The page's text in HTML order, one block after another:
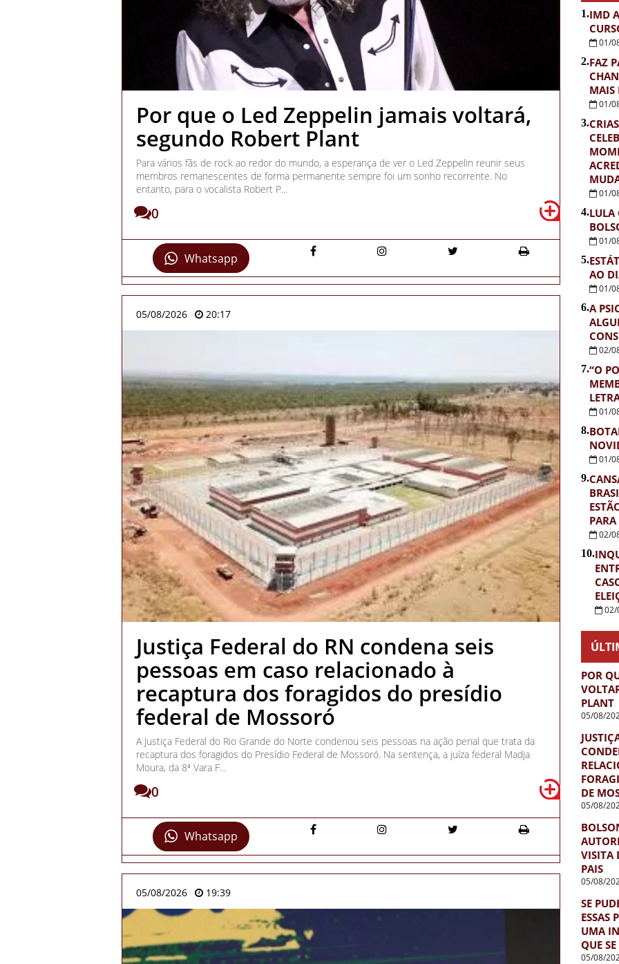
Por que o Led Zeppelin jamais voltará,
segundo Robert Plant
Para vários fãs de rock ao redor do mundo, a esperança de ver o Led Zeppelin reunir seus
membros remanescentes de forma permanente sempre foi um sonho recorrente. No
entanto, para o vocalista Robert P...
0
Whatsapp
05/08/2026 20:17
Justiça Federal do RN condena seis
pessoas em caso relacionado à
recaptura dos foragidos do presídio
federal de Mossoró
A Justiça Federal do Rio Grande do Norte condenou seis pessoas na ação penal que trata da
recaptura dos foragidos do Presídio Federal de Mossoró. Na sentença, a juíza federal Madja
Moura, da 8ª Vara F...
0
Whatsapp
05/08/2026 19:39
1.IMD
01/
2.FAZ
MAIS
01/
3.
01/
4.LULA
01/
5.
AO
01/
6.A
02/
7.“O
01/
8.
01/
9.
02/
10.
02/
POR
PLANT
05/08/
DE
05/08/
VISITA
PAIS
05/08/
SE
ESSAS
UMA
QUE
05/08/